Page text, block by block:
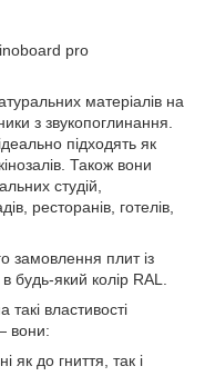
pro
матеріалів на
з звукопоглинання.
ідеально підходять як
Також вони
студій,
ресторанів, готелів,
замовлення плит із
будь-який колір RAL.
властивості
вони:
як до гниття, так і